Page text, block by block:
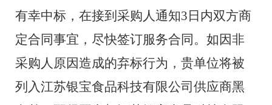
有幸中标，在接到采购人通知3 日内双方商
定合同事宜，尽快签订服务合同。如 因非
采购人原因造成的弃标行为，贵单位将被
列入江苏银宝食品科技有限公司 供应商黑